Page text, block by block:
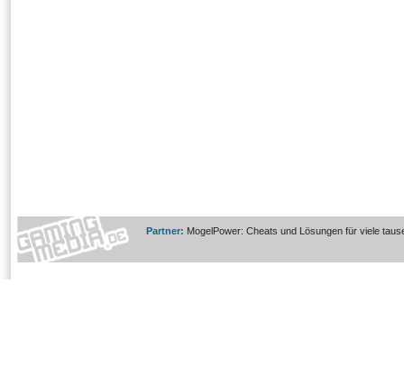
Partner: MogelPower: Cheats und Lösungen für viele